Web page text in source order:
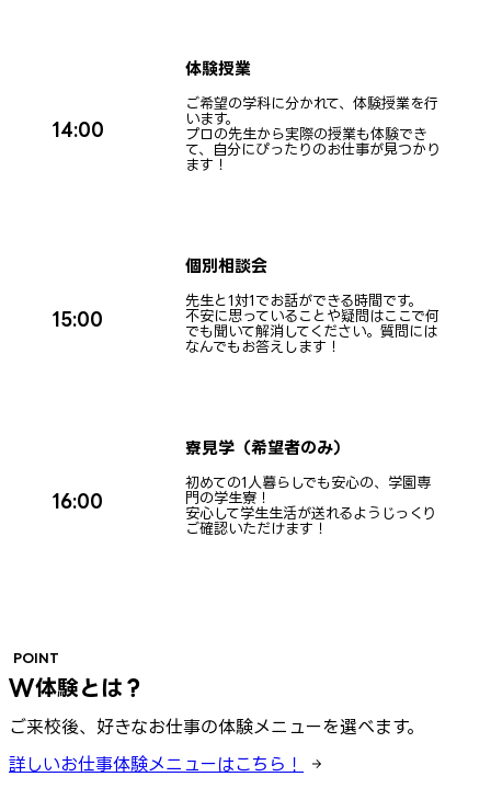
14:00
体験授業
ご希望の学科に分かれて、体験授業を行
います。
プロの先生から実際の授業も体験でき
て、自分にぴったりのお仕事が見つかり
ます！
15:00
個別相談会
先生と1対1でお話ができる時間です。
不安に思っていることや疑問はここで何
でも聞いて解消してください。質問には
なんでもお答えします！
16:00
寮見学（希望者のみ）
初めての1人暮らしでも安心の、学園専
門の学生寮！
安心して学生生活が送れるようじっくり
ご確認いただけます！
POINT
W体験とは？
ご来校後、好きなお仕事の体験メニューを選べます。
詳しいお仕事体験メニューはこちら！